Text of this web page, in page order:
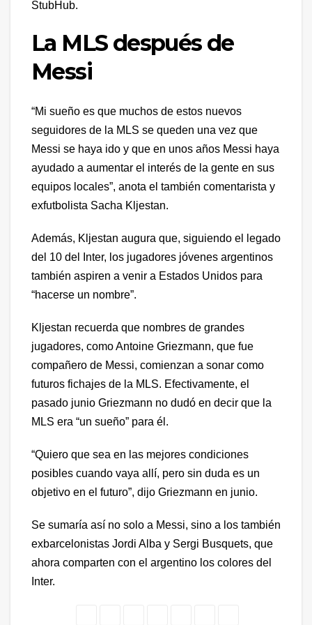
StubHub.
La MLS después de
Messi
“Mi sueño es que muchos de estos nuevos
seguidores de la MLS se queden una vez que
Messi se haya ido y que en unos años Messi haya
ayudado a aumentar el interés de la gente en sus
equipos locales”, anota el también comentarista y
exfutbolista Sacha Kljestan.
Además, Kljestan augura que, siguiendo el legado
del 10 del Inter, los jugadores jóvenes argentinos
también aspiren a venir a Estados Unidos para
“hacerse un nombre”.
Kljestan recuerda que nombres de grandes
jugadores, como Antoine Griezmann, que fue
compañero de Messi, comienzan a sonar como
futuros fichajes de la MLS. Efectivamente, el
pasado junio Griezmann no dudó en decir que la
MLS era “un sueño” para él.
“Quiero que sea en las mejores condiciones
posibles cuando vaya allí, pero sin duda es un
objetivo en el futuro”, dijo Griezmann en junio.
Se sumaría así no solo a Messi, sino a los también
exbarcelonistas Jordi Alba y Sergi Busquets, que
ahora comparten con el argentino los colores del
Inter.